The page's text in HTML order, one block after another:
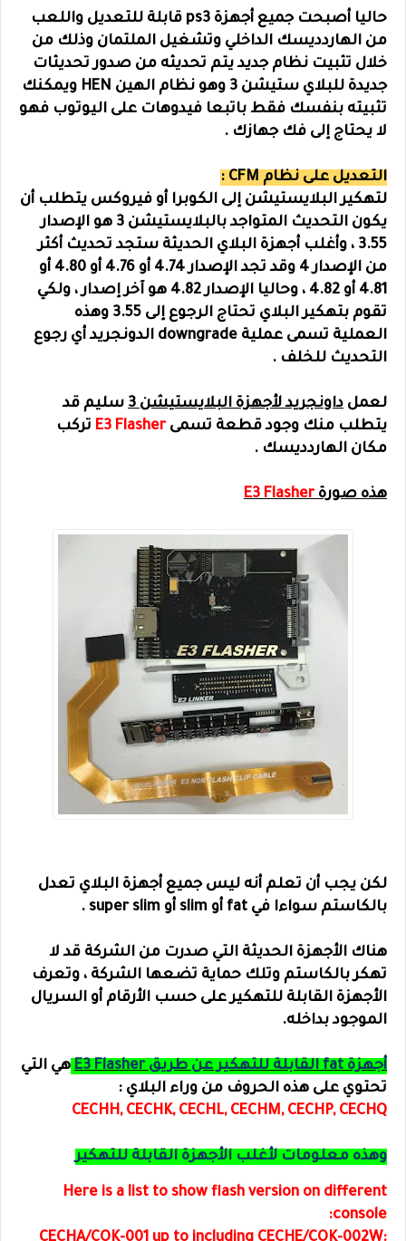
حاليا أصبحت جميع أجهزة ps3 قابلة للتعديل واللعب
من الهاردديسك الداخلي وتشغيل الملتمان وذلك من
خلال تثبيت نظام جديد يتم تحديثه من صدور تحديثات
جديدة للبلاي ستيشن 3 وهو نظام الهين HEN ويمكنك
تثبيته بنفسك فقط باتبعا فيدوهات على اليوتوب فهو
لا يحتاج إلى فك جهازك .
التعديل على نظام CFM :
لتهكير البلايستيشن إلى الكوبرا أو فيروكس يتطلب أن
يكون التحديث المتواجد بالبلايستيشن 3 هو الإصدار
3.55 ، وأغلب أجهزة البلاي الحديثة ستجد تحديث أكثر
من الإصدار 4 وقد تجد الإصدار 4.74 أو 4.76 أو 4.80 أو
4.81 أو 4.82 ، وحاليا الإصدار 4.82 هو آخر إصدار ، ولكي
تقوم بتهكير البلاي تحتاج الرجوع إلى 3.55 وهذه
العملية تسمى عملية downgrade الدونجريد أي رجوع
التحديث للخلف .
لعمل داونجريدلأجهزة البلايستيشن 3
سليم قد
يتطلب منك وجود قطعة تسمىE3 Flasher تركب
مكان الهاردديسك .
هذه صورةE3 Flasher
لكن يجب أن تعلم أنه ليس جميع أجهزة البلاي تعدل
بالكاستم سواءا في fat أو slim أو super slim .
هناك الأجهزة الحديثة التي صدرت من الشركة قد لا
تهكر بالكاستم وتلك حماية تضعها الشركة ، وتعرف
الأجهزة القابلة للتهكير على حسب الأرقام أو السريال
الموجود بداخله.
أجهزة fat القابلة للتهكير عن طريق E3 Flasher
هي التي
تحتوي على هذه الحروف من وراء البلاي :
CECHH, CECHK, CECHL, CECHM, CECHP, CECHQ
وهذه معلومات لأغلب الأجهزة القابلة للتهكير
Here is a list to show flash version on different
console: